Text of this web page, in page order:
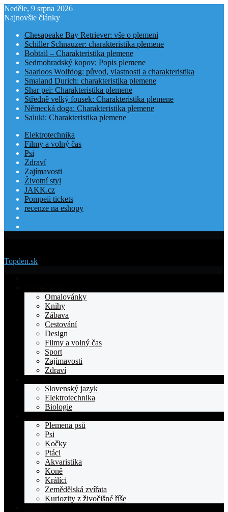
Neděle, 9 srpna 2026
Najnovšie články
Chesapeake Bay Retriever: vše o plemeni
Schiller Schnauzer: charakteristika plemene
Bobtail – Charakteristika plemene
Sedmohradský kopov: Popis plemene
Saarloos Wolfdog: původ, vlastnosti a charakteristika
Smaland Durich: charakteristika plemene
Shar pei: Charakteristika plemene
Středně velký fousek: Charakteristika plemene
Německá doga: Charakteristika plemene
Saluki: Charakteristika plemene
Elektrotechnika
Filmy a volný čas
Psi
Zdraví
Zajímavosti
Životní styl
JAKK.cz
Pompeii tickets
recenze na eshopy
Topden.sk
Omalovánky
Knihy
Zábava
Cestování
Design
Filmy a volný čas
Sport
Zajímavosti
Zdraví
Slovenský jazyk
Elektrotechnika
Biologie
Plemena psů
Psi
Kočky
Ptáci
Akvaristika
Koně
Králíci
Zemědělská zvířata
Kuriozity z živočišné říše